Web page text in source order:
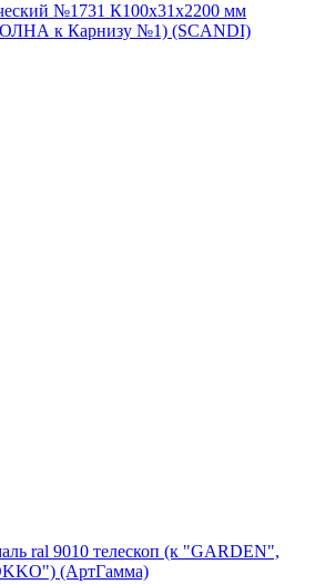
№1731 К100х31х2200 мм
к Карнизу №1) (SCANDI)
ral 9010 телескоп (к "GARDEN",
(АртГамма)